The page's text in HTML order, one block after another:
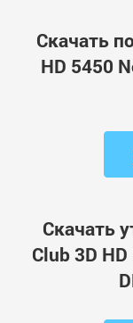
Скачать
HD 5450
Скачать
Club 3D